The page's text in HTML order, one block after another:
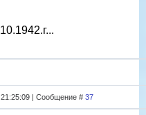
| Сообщение # 37